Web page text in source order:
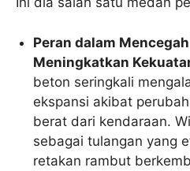
Peran dalam
Meningkatkan
beton seringkali
ekspansi akibat
berat dari kendaraan.
sebagai tulangan yang
retakan rambut